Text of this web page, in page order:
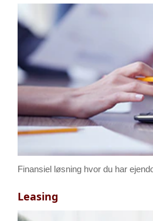
Finansiel løsning hvor du har
Leasing